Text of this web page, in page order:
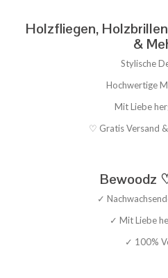
Holzfliegen,
&
Stylische
Hochwertige
Mit Liebe
♡ Gratis Versand
Bewoodz
✓
✓ Mit Liebe
✓ 100%